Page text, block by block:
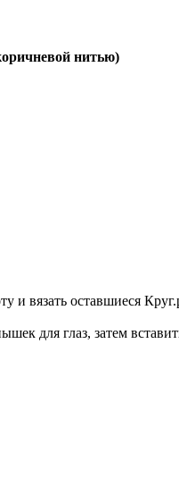
нитью)
и вязать оставшиеся
для глаз, затем